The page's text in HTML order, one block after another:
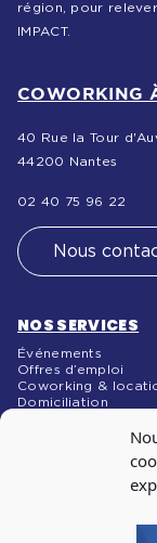
région, pour relever
IMPACT.
COWORKING
40 Rue la Tour
44200 Nantes
02 40 75 96 22
Nous
NOS SERVICES
Événements
Offres d’emploi
Coworking &
Domiciliation